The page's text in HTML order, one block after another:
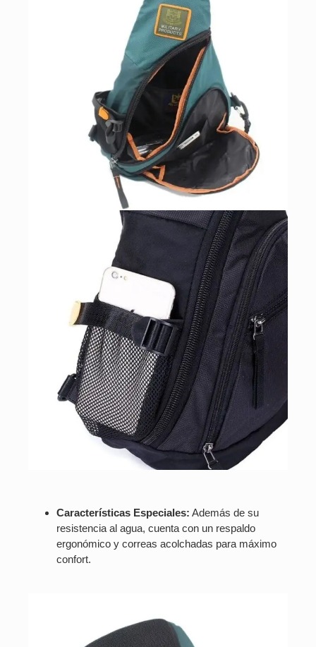
Características Especiales: Además de su
resistencia al agua, cuenta con un respaldo
ergonómico y correas acolchadas para máximo
confort.